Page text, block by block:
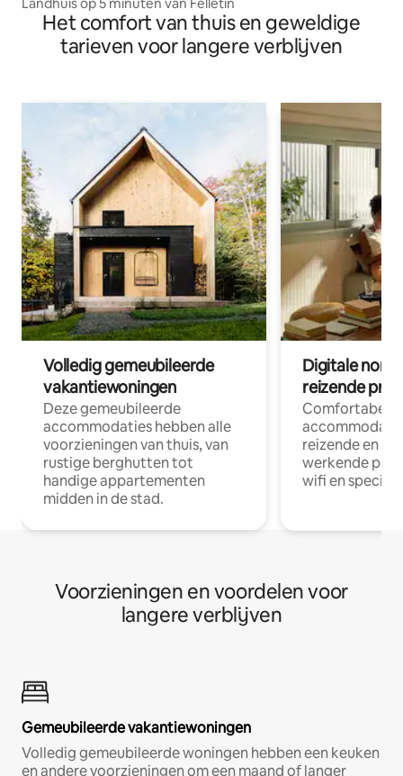
Het comfort van thuis en geweldige
tarieven voor langere verblijven
Volledig gemeubileerde
vakantiewoningen
Deze gemeubileerde
accommodaties hebben alle
voorzieningen van thuis, van
rustige berghutten tot
handige appartementen
midden in de stad.
Digitale
reizende
Comfortabele
reizende en
werkende
wifi en
Voorzieningen en voordelen voor
langere verblijven
Gemeubileerde vakantiewoningen
Volledig gemeubileerde woningen hebben een keuken
en andere voorzieningen om een maand of langer